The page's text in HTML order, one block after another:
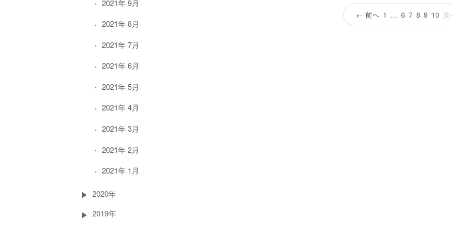
2021年 9月
2021年 8月
2021年 7月
2021年 6月
2021年 5月
2021年 4月
2021年 3月
2021年 2月
2021年 1月
2020年
2019年
← 前へ 1 … 6 7 8 9 10（
の